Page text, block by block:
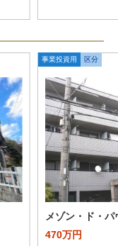
事業投資用 区分
メゾン・ド・パ
470万円